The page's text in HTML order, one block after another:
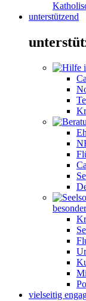
unterstützend
vielseitig